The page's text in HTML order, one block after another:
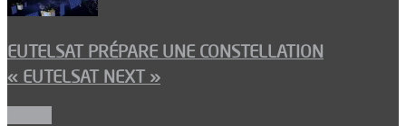
EUTELSAT PRÉPARE UNE CONSTELLATION
« EUTELSAT NEXT »